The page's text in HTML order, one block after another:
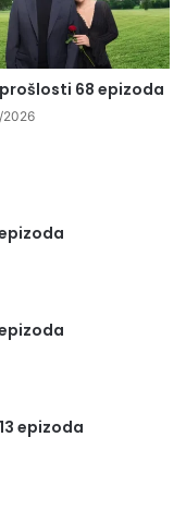
68 epizoda
2026
epizoda